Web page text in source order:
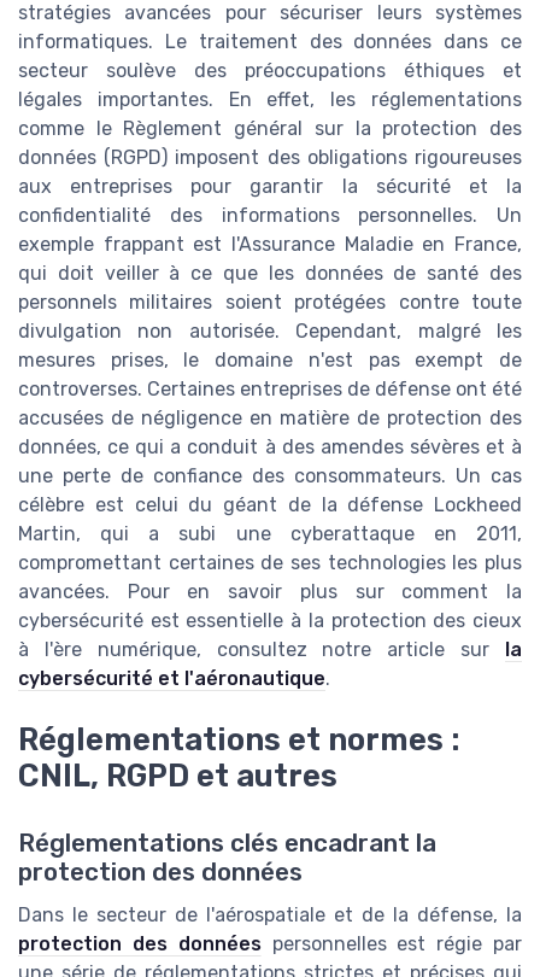
stratégies avancées pour sécuriser leurs systèmes
informatiques. Le traitement des données dans ce
secteur soulève des préoccupations éthiques et
légales importantes. En effet, les réglementations
comme le Règlement général sur la protection des
données (RGPD) imposent des obligations rigoureuses
aux entreprises pour garantir la sécurité et la
confidentialité des informations personnelles. Un
exemple frappant est l'Assurance Maladie en France,
qui doit veiller à ce que les données de santé des
personnels militaires soient protégées contre toute
divulgation non autorisée. Cependant, malgré les
mesures prises, le domaine n'est pas exempt de
controverses. Certaines entreprises de défense ont été
accusées de négligence en matière de protection des
données, ce qui a conduit à des amendes sévères et à
une perte de confiance des consommateurs. Un cas
célèbre est celui du géant de la défense Lockheed
Martin, qui a subi une cyberattaque en 2011,
compromettant certaines de ses technologies les plus
avancées. Pour en savoir plus sur comment la
cybersécurité est essentielle à la protection des cieux
à l'ère numérique, consultez notre article sur
la
cybersécurité et l'aéronautique.
Réglementations et normes :
CNIL, RGPD et autres
Réglementations clés encadrant la
protection des données
Dans le secteur de l'aérospatiale et de la défense, la
protection des donnéespersonnelles est régie par